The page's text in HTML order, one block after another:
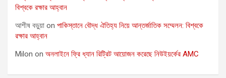
বিশ্বকে রক্ষার আহ্বান
আশীষ বড়ুয়া on পাকিস্তানে বৌদ্ধ ঐতিহ্য নিয়ে আন্তর্জাতিক সম্মেলন: বিশ্বকে
রক্ষার আহ্বান
Milon on অনলাইনে ফ্রি ধ্যান রিট্রিট আয়োজন করেছে নিউইয়র্কের AMC